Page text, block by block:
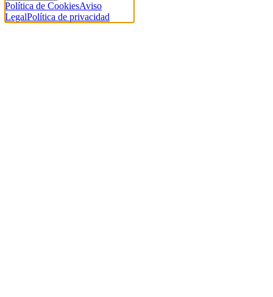
Política de CookiesAviso
LegalPolítica de privacidad